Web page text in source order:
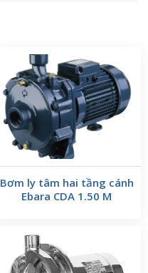
Bơm ly tâm hai tầng cánh
Ebara CDA 1.50 M